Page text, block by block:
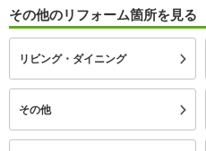
その他のリフォーム箇所を見る
リビング・ダイニング
その他